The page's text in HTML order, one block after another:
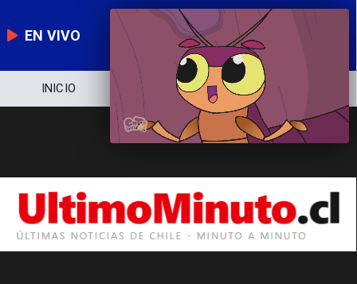
EN VIVO
NOTICIERO POLÍTICA ECONOMÍA